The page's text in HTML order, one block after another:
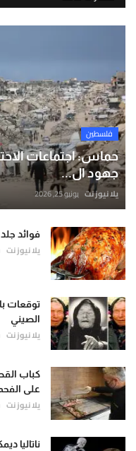
فلسطين
حماس: اجتماعات
جهود ال...
يلا نيوز نت يونيو 25, 2026
فوائد
يلا نيوز نت
توقعات
الصيني
يلا نيوز نت
كباب
على
يلا نيوز نت
ناتاليا